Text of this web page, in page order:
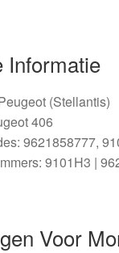
Informatie
(Stellantis)
406
9621858777,
9101H3 |
Voor